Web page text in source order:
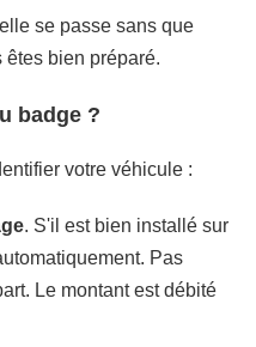
se passe sans que
bien préparé.
badge ?
votre véhicule :
. S'il est bien installé sur
Pas
Le montant est débité